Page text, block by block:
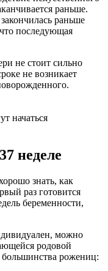
раньше.
раньше
последующая
не стоит сильно
не возникает
начаться
неделе
знать, как
раз готовится
беременности,
можно
родовой
большинства рожениц: